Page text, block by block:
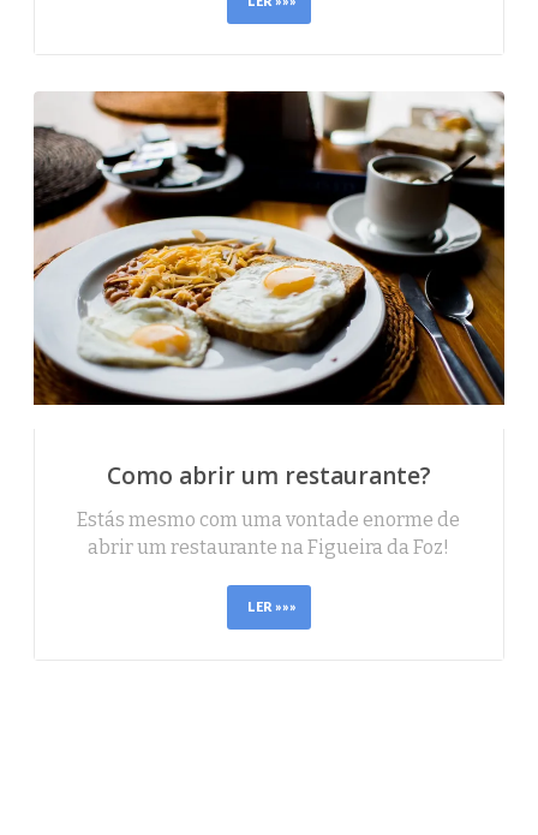
Como abrir um restaurante?
Estás mesmo com uma vontade enorme de
abrir um restaurante na Figueira da Foz!
LER »»»